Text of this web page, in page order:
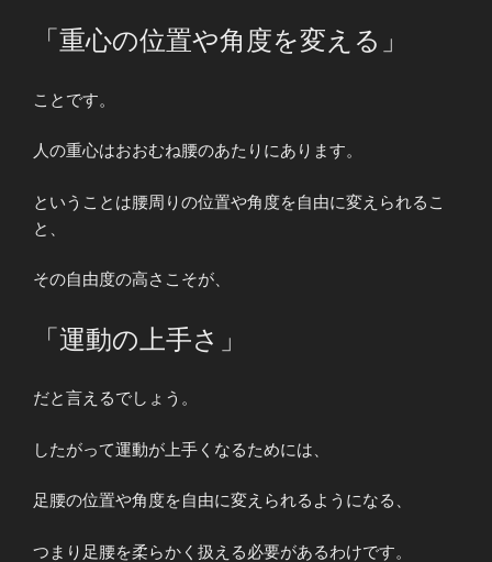
「重心の位置や角度を変える」
ことです。
人の重心はおおむね腰のあたりにあります。
ということは腰周りの位置や角度を自由に変えられるこ
と、
その自由度の高さこそが、
「運動の上手さ」
だと言えるでしょう。
したがって運動が上手くなるためには、
足腰の位置や角度を自由に変えられるようになる、
つまり足腰を柔らかく扱える必要があるわけです。